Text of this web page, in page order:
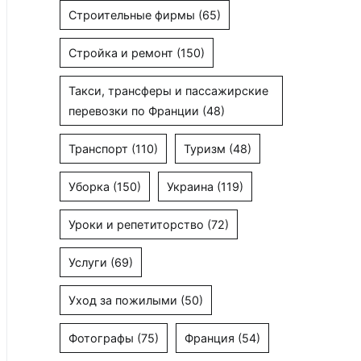
Строительные фирмы (65)
Стройка и ремонт (150)
Такси, трансферы и пассажирские
перевозки по Франции (48)
Транспорт (110) Туризм (48)
Уборка (150) Украина (119)
Уроки и репетиторство (72)
Услуги (69)
Уход за пожилыми (50)
Фотографы (75) Франция (54)